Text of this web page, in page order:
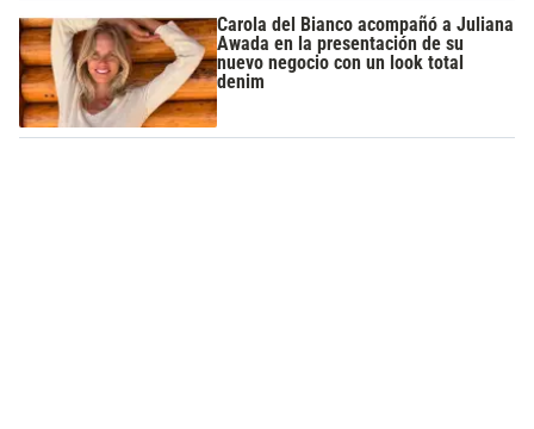
Carola del Bianco acompañó a Juliana
Awada en la presentación de su
nuevo negocio con un look total
denim